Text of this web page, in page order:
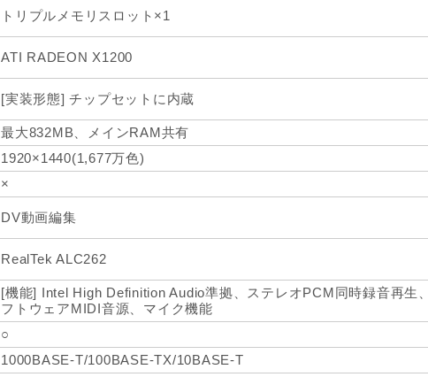
トリプルメモリスロット×1
ATI RADEON X1200
[実装形態] チップセットに内蔵
最大832MB、メインRAM共有
1920×1440(1,677万色)
×
DV動画編集
RealTek ALC262
[機能] Intel High Definition Audio準拠、ステレオPCM同時録音再生
フトウェアMIDI音源、マイク機能
○
1000BASE-T/100BASE-TX/10BASE-T